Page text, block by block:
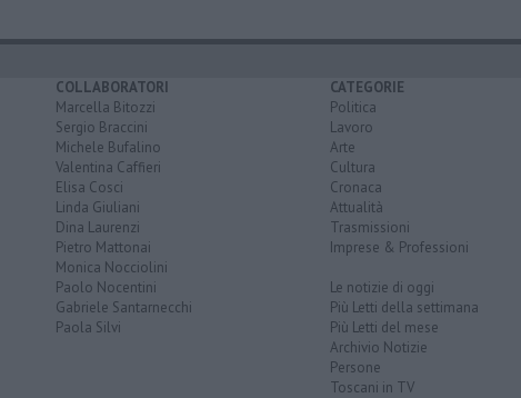
COLLABORATORI
Marcella Bitozzi
Sergio Braccini
Michele Bufalino
Valentina Caffieri
Elisa Cosci
Linda Giuliani
Dina Laurenzi
Pietro Mattonai
Monica Nocciolini
Paolo Nocentini
Gabriele Santarnecchi
Paola Silvi
CATEGORIE
Politica
Lavoro
Arte
Cultura
Cronaca
Attualità
Trasmissioni
Imprese & Professioni
Le notizie di oggi
Più Letti della settimana
Più Letti del mese
Archivio Notizie
Persone
Toscani in TV